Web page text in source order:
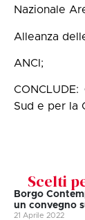
Nazionale
Alleanza
ANCI;
CONCLUDE:
Sud e per la
Scelti
Borgo
un convegno
21 Aprile 2022